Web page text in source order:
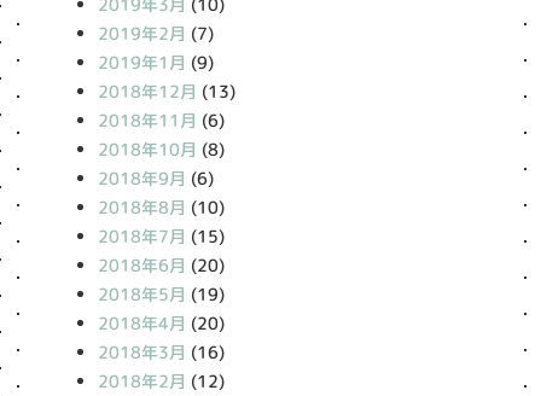
2019年2月 (7)
2019年1月 (9)
2018年12月 (13)
2018年11月 (6)
2018年10月 (8)
2018年9月 (6)
2018年8月 (10)
2018年7月 (15)
2018年6月 (20)
2018年5月 (19)
2018年4月 (20)
2018年3月 (16)
2018年2月 (12)